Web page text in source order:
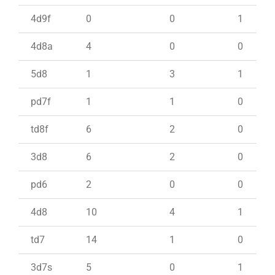
4d9f 0 0 1
4d8a 4 0 0
5d8 1 3 1
pd7f 1 1 0
td8f 6 2 0
3d8 6 2 0
pd6 2 0 0
4d8 10 4 1
td7 14 1 0
3d7s 5 0 1